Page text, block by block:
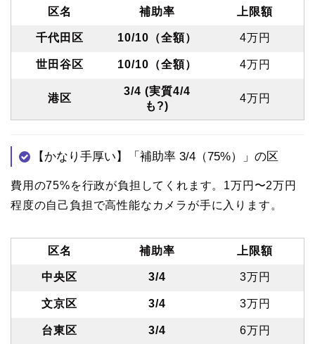
区名 補助率 上限額
千代田区 10/10（全額） 4万円
世田谷区 10/10（全額） 4万円
港区
3/4 (実質4/4
も?)
4万円
【かなり手厚い】「補助率 3/4（75%）」の区
費用の75%を行政が負担してくれます。1万円〜2万円
程度の自己負担で高性能なカメラが手に入ります。
区名 補助率 上限額
中央区 3/4 3万円
文京区 3/4 3万円
台東区 3/4 6万円